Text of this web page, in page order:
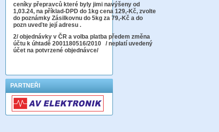
ceníky přepravců které byly jimi navýšeny od
1,03.24, na příklad-DPD do 1kg cena 129,-Kč, zvolte
do poznámky Zásilkovnu do 5kg za 79,-Kč a do
pozn uveďte její adresu .
2/ objednávky v ČR a volba platba předem změna
účtu k úhtadě 2001180516/2010 / neplatí uvedený
účet na potvrzené objednávce/
PARTNEŘI